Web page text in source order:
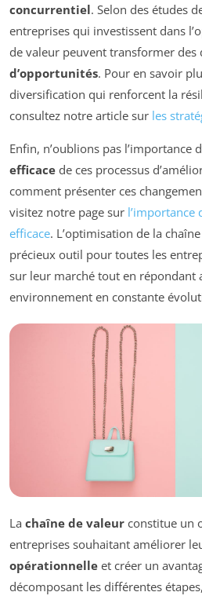
concurrentiel. Selon des études
entreprises qui investissent dans
de valeur peuvent transformer des
d’opportunités. Pour en savoir
diversification qui renforcent la
consultez notre article sur les
Enfin, n’oublions pas l’importance
efficace de ces processus
comment présenter ces
visitez notre page sur l’importance
efficace. L’optimisation de la
précieux outil pour toutes les
sur leur marché tout en répondant
environnement en constante
La chaîne de valeur constitue un
entreprises souhaitant améliorer
opérationnelle et créer un
décomposant les différentes